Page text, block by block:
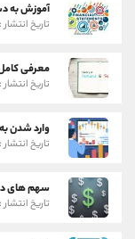
آموزش به
تاریخ انتشار : ۱۹ آذر
معرفی
تاریخ انتشار : ۲۰ مهر
وارد شدن
تاریخ انتشار : ۴ دی
سهم های
تاریخ انتشار : ۱۱ دی ۱۳۹۹